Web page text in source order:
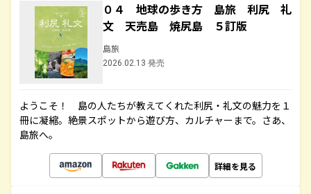
０４ 地球の歩き方 島旅 利尻 礼
文 天売島 焼尻島 ５訂版
島旅
2026.02.13 発売
ようこそ！ 島の人たちが教えてくれた利尻・礼文の魅力を１
冊に凝縮。絶景スポットから遊び方、カルチャーまで。さあ、
島旅へ。
詳細を見る